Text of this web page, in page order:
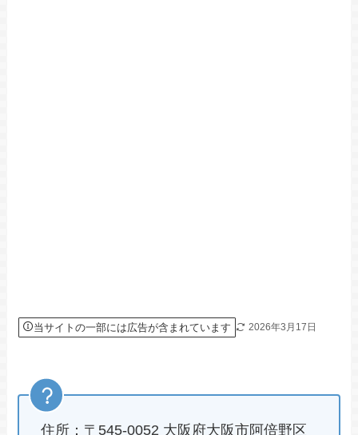
当サイトの一部には広告が含まれています 2026年3月17日
住所：〒545-0052 大阪府大阪市阿倍野区